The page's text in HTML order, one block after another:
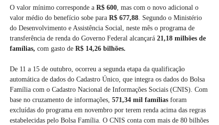
O valor mínimo corresponde a R$ 600, mas com o novo adicional o
valor médio do benefício sobe para R$ 677,88. Segundo o Ministério
do Desenvolvimento e Assistência Social, neste mês o programa de
transferência de renda do Governo Federal alcançará 21,18 milhões de
famílias, com gasto de R$ 14,26 bilhões.
De 11 a 15 de outubro, ocorreu a segunda etapa da qualificação
automática de dados do Cadastro Único, que integra os dados do Bolsa
Família com o Cadastro Nacional de Informações Sociais (CNIS). Com
base no cruzamento de informações, 571,34 mil famílias foram
excluídas do programa em novembro por terem renda acima das regras
estabelecidas pelo Bolsa Família. O CNIS conta com mais de 80 bilhões